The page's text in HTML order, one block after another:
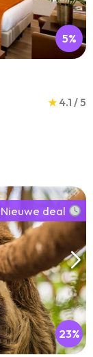
5%
★ 4.1 / 5
Nieuwe deal
23%